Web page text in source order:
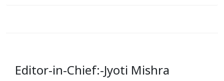
Editor-in-Chief:-Jyoti Mishra